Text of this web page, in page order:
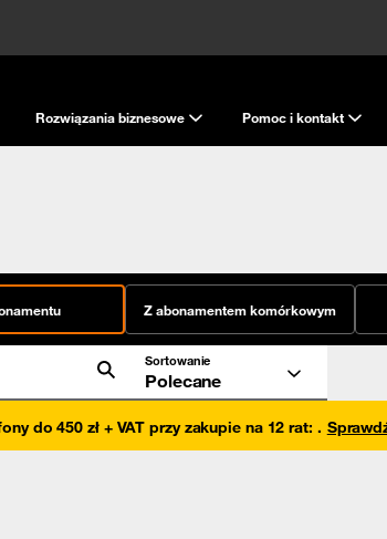
Rozwiązania biznesowe Pomoc i kontakt
Z abonamentem komórkowym
Sortowanie
Polecane
do 450 zł + VAT przy zakupie na 12 rat: .